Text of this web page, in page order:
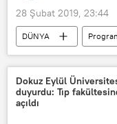
Yunus Emre Türk Kültür
fotoğraf sergisi
28 Şubat 2019, 23:44
DÜNYA
Asya & Pasifik
RADYO
Rusya
Çin
Kuzey Kore
Dokuz Eylül
duyurdu: Tıp
açıldı